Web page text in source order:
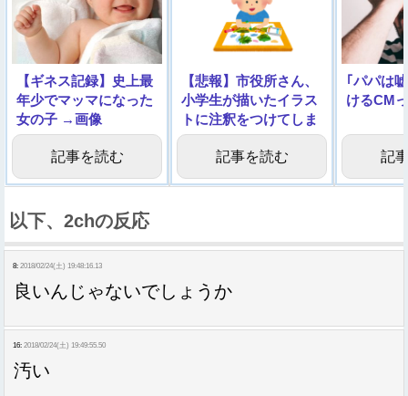
【ギネス記録】史上最
年少でマッマになった
女の子 →画像
記事を読む
【悲報】市役所さん、
小学生が描いたイラス
トに注釈をつけてしま
う【画像】
記事を読む
｢パパは
けるCM
記
以下、2chの反応
8: 2018/02/24(土) 19:48:16.13
良いんじゃないでしょうか
16: 2018/02/24(土) 19:49:55.50
汚い